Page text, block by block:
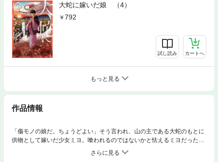
大蛇に嫁いだ娘 （4）
792
試し読み カートへ
もっと見る
作品情報
「傷モノの娘だ。ちょうどよい」そう言われ、山の主である大蛇のもとに
供物として嫁いだ少女ミヨ。喰われるのではないかと怯えるミヨだった
が、大蛇は夫婦になれたことを喜んでいる様子。しかし、大蛇の愛情表現
は人間のそれとは大きく異なり――異種族ゆえのすれ違いを耽美な筆致で